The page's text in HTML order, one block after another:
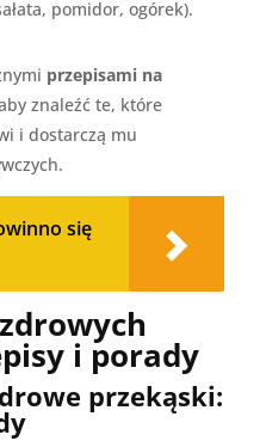
pomidor, ogórek).
przepisami na
znaleźć te, które
i dostarczą mu
się
i porady
przekąski: